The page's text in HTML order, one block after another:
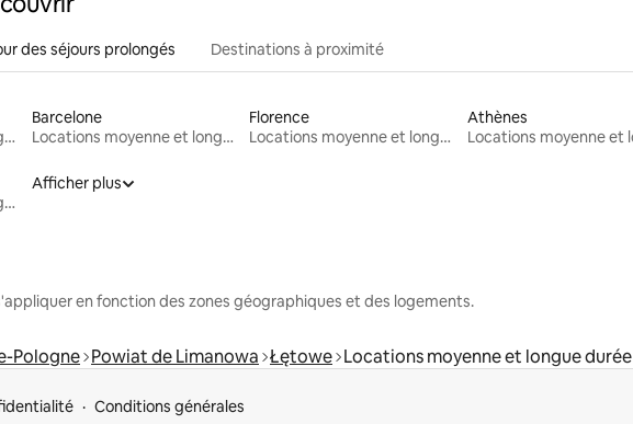
des séjours prolongés Destinations à proximité
Locations moyenne et longue durée
Barcelone
Locations moyenne et longue durée
Florence
Locations moyenne et longue durée
Athènes
Locations moyenne et longue durée
Afficher plus
en fonction des zones géographiques et des logements.
Pologne Powiat de Limanowa Łętowe Locations moyenne et longue durée
Conditions générales